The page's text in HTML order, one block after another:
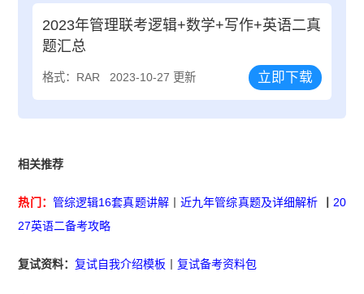
2023年管理联考逻辑+数学+写作+英语二真
题汇总
格式：RAR 2023-10-27 更新 立即下载
相关推荐
热门： 管综逻辑16套真题讲解丨近九年管综真题及详细解析
20
27英语二备考攻略
复试资料：复试自我介绍模板 丨复试备考资料包